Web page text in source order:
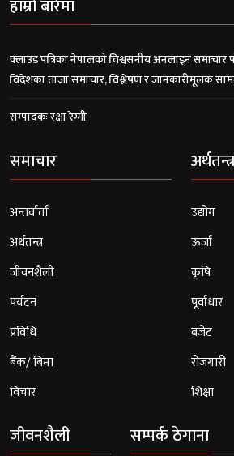
हाम्रो बारेमा
क्लाउड पत्रिका नेपालको विश्वसनीय अनलाइन समाचार
विदेशका ताजा समाचार, विश्लेषण र जानकारीमूलक
सम्पादकः रक्षा रेग्मी
समाचार
अन्तर्वार्ता
अर्थतन्त्र
जीवनशैली
पर्यटन
प्रविधि
बैंक/ बिमा
विचार
अर्थतन्त्र
उद्योग
ऊर्जा
कृषि
पूर्वाधार
बजेट
रोजगारी
शिक्षा
जीवनशैली सम्पर्क ठेगाना